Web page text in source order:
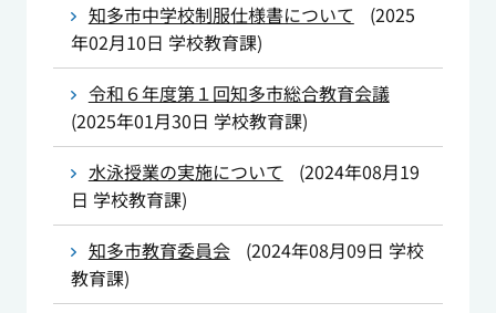
知多市中学校制服仕様書について
(2025
年02月10日 学校教育課)
令和６年度第１回知多市総合教育会議
(2025年01月30日 学校教育課)
水泳授業の実施について
(2024年08月19
日 学校教育課)
知多市教育委員会
(2024年08月09日 学校
教育課)